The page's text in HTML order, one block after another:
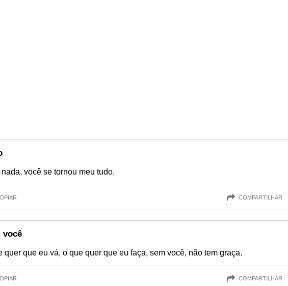
nada, você se tornou meu tudo.
COMPARTILHAR
você
quer que eu vá, o que quer que eu faça, sem você, não tem graça.
COMPARTILHAR